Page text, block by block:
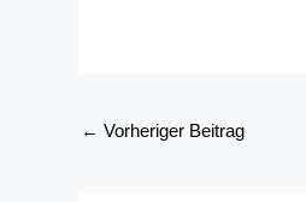
← Vorheriger Beitrag